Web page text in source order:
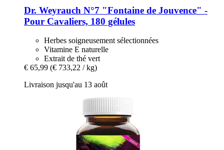
Dr. Weyrauch N°7 "Fontaine de Jouvence" -​
Pour Cavaliers, 180 gélules
Herbes soigneusement sélectionnées
Vitamine E naturelle
Extrait de thé vert
€ 65,99 (€ 733,22 / kg)
Livraison jusqu'au 13 août